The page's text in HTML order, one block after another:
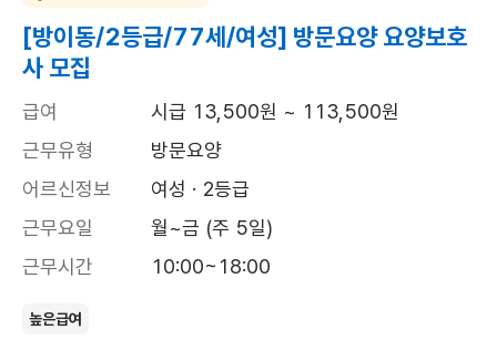
[방이동/2등급/77세/여성] 방문요양 요양보호
사 모집
급여
시급 13,500원 ~ 113,500원
근무유형
방문요양
어르신정보
여성 · 2등급
근무요일
월~금 (주 5일)
근무시간
10:00~18:00
높은급여